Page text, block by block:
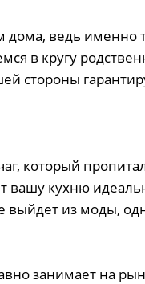
дома, ведь
в кругу
стороны
который
вашу кухню
выйдет из моды,
занимает на